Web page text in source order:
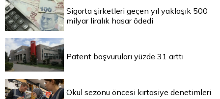
Sigorta şirketleri geçen yıl yaklaşık 500
milyar liralık hasar ödedi
Patent başvuruları yüzde 31 arttı
Okul sezonu öncesi kırtasiye denetimleri